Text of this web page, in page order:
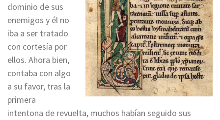
dominio de sus
enemigos y él no
iba a ser tratado
con cortesía por
ellos. Ahora bien,
contaba con algo
a su favor, tras la
primera
intentona de revuelta, muchos habían seguido sus